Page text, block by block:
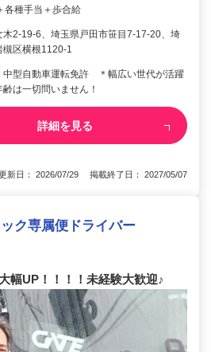
各種手当＋歩合給
木2-19-6、埼玉県戸田市笹目7-17-20、埼
槻区横根1120-1
中型自動車運転免許 ＊幅広い世代が活躍
は一切問いません！
詳細を見る
新日： 2026/07/29 掲載終了日： 2027/05/07
ク専属便ドライバー
幅UP！！！！未経験大歓迎♪